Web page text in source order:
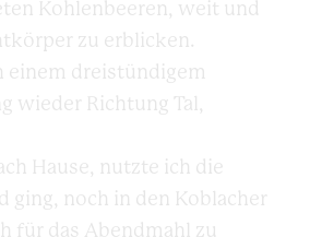
Kohlenbeeren, weit und
zu erblicken.
einem dreistündigem
wieder Richtung Tal,
Hause, nutzte ich die
ging, noch in den Koblacher
für das Abendmahl zu